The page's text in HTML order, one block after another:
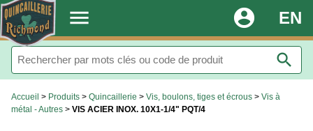
. menu EN
account_circle
search
Accueil > Produits > Quincaillerie > Vis, boulons, tiges et écrous > Vis à
métal - Autres > VIS ACIER INOX. 10X1-1/4" PQT/4